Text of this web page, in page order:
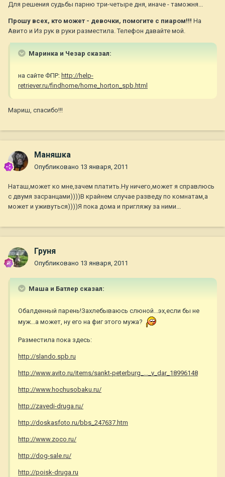
Для решения судьбы парню три-четыре дня, иначе - таможня...
Прошу всех, кто может - девочки, помогите с пиаром!!! На
Авито и Из рук в руки разместила. Телефон давайте мой.
Маринка и Чезар сказал:
на сайте ФПР: http://help-
retriever.ru/findhome/home_horton_spb.html
Мариш, спасибо!!!
Маняшка
Опубликовано 13 января, 2011
Наташ,может ко мне,зачем платить.Ну ничего,может я справлюсь
с двумя засранцами))))В крайнем случае разведу по комнатам,а
может и уживуться))))Я пока дома и пригляжу за ними...
Груня
Опубликовано 13 января, 2011
Маша и Батлер сказал:
Обалденный парень!Захлебываюсь слюной...эх,если бы не
муж...а может, ну его на фиг этого мужа?
Разместила пока здесь:
http://slando.spb.ru
http://www.avito.ru/items/sankt-peterburg_..._v_dar_18996148
http://www.hochusobaku.ru/
http://zavedi-druga.ru/
http://doskasfoto.ru/bbs_247637.htm
http://www.zoco.ru/
http://dog-sale.ru/
http://poisk-druga.ru